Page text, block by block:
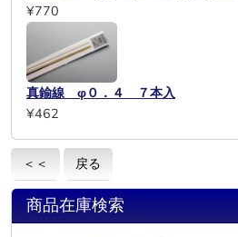
¥770
真鍮線 φ０．４ ７本入
¥462
＜＜ 戻る
商品在庫検索